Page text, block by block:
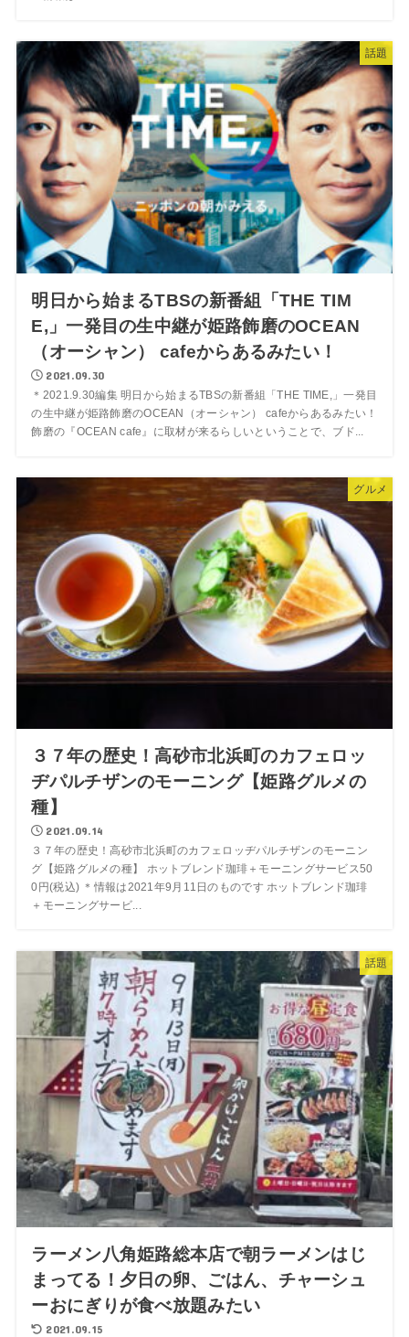
話題
明日から始まるTBSの新番組「THE TIM
E,」一発目の生中継が姫路飾磨のOCEAN
（オーシャン） cafeからあるみたい！
2021.09.30
＊2021.9.30編集 明日から始まるTBSの新番組「THE TIME,」一発目
の生中継が姫路飾磨のOCEAN（オーシャン） cafeからあるみたい！
飾磨の『OCEAN cafe』に取材が来るらしいということで、ブド...
グルメ
３７年の歴史！高砂市北浜町のカフェロッ
ヂパルチザンのモーニング【姫路グルメの
種】
2021.09.14
３７年の歴史！高砂市北浜町のカフェロッヂパルチザンのモーニン
グ【姫路グルメの種】 ホットブレンド珈琲＋モーニングサービス50
0円(税込) ＊情報は2021年9月11日のものです ホットブレンド珈琲
＋モーニングサービ...
話題
ラーメン八角姫路総本店で朝ラーメンはじ
まってる！夕日の卵、ごはん、チャーシュ
ーおにぎりが食べ放題みたい
2021.09.15